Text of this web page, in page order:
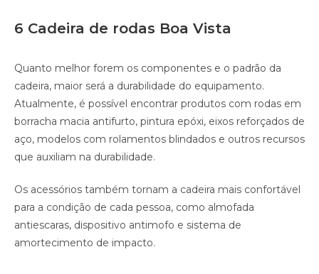
6 Cadeira de rodas Boa Vista
Quanto melhor forem os componentes e o padrão da
cadeira, maior será a durabilidade do equipamento.
Atualmente, é possível encontrar produtos com rodas em
borracha macia antifurto, pintura epóxi, eixos reforçados de
aço, modelos com rolamentos blindados e outros recursos
que auxiliam na durabilidade.
Os acessórios também tornam a cadeira mais confortável
para a condição de cada pessoa, como almofada
antiescaras, dispositivo antimofo e sistema de
amortecimento de impacto.